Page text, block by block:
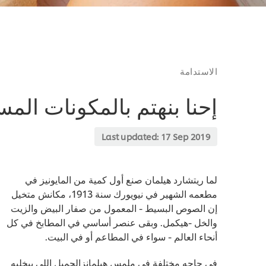
الاستدامة
إحنا بنهتم بالمكونات
Last updated: 17 Sep 2019
لما ريتشارد هيلمان صنع أول كمية من المايونيز في
مطعمه الشهير في نيويورك سنة 1913، مكانش متخيل
إن الصوص البسيط - المعمول من صفار البيض والزيت
والخل -هيكمل. وبقى عنصر أساسي في المطابخ في كل
أنحاء العالم - سواء في المطاعم أو في البيت.
في حاجه مختلفة في ملمس هيلمانزالجميل اللي بيخليه